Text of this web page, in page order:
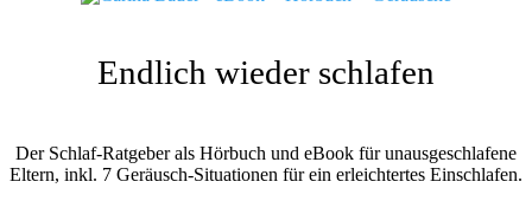
Endlich wieder schlafen
Der Schlaf-Ratgeber als Hörbuch und eBook für unausgeschlafene
Eltern, inkl. 7 Geräusch-Situationen für ein erleichtertes Einschlafen.